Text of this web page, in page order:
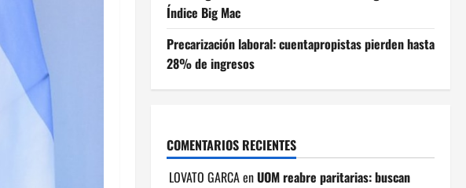
Índice Big Mac
Precarización laboral: cuentapropistas pierden hasta
28% de ingresos
COMENTARIOS RECIENTES
LOVATO GARCAenUOM reabre paritarias: buscan